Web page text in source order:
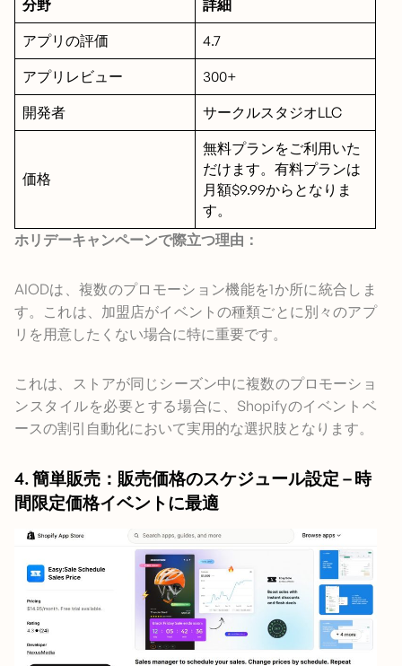
分野
詳細
アプリの評価
4.7
アプリレビュー
300+
開発者
サークルスタジオLLC
価格
無料プランをご利用いた
だけます。有料プランは
月額$9.99からとなりま
す。
ホリデーキャンペーンで際立つ理由：
AIODは、複数のプロモーション機能を1か所に統合しま
す。これは、加盟店がイベントの種類ごとに別々のアプ
リを用意したくない場合に特に重要です。
これは、ストアが同じシーズン中に複数のプロモーショ
ンスタイルを必要とする場合に、Shopifyのイベントベ
ースの割引自動化において実用的な選択肢となります。
4. 簡単販売：販売価格のスケジュール設定 – 時
間限定価格イベントに最適